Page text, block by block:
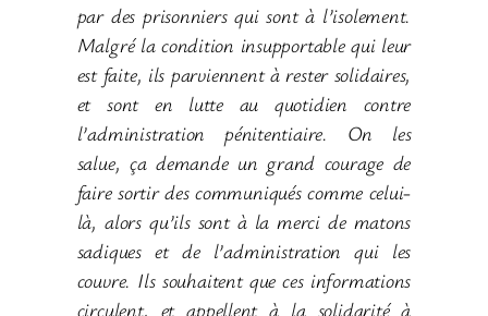
par des prisonniers qui sont à l’isolement.
Malgré la condition insupportable qui leur
est faite, ils parviennent à rester solidaires,
et sont en lutte au quotidien contre
l’administration pénitentiaire. On les
salue, ça demande un grand courage de
faire sortir des communiqués comme celui-
là, alors qu’ils sont à la merci de matons
sadiques et de l’administration qui les
couvre. Ils souhaitent que ces informations
circulent, et appellent à la solidarité à